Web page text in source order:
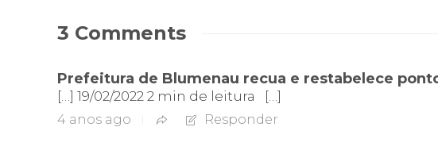
3 Comments
Prefeitura de Blumenau recua e restabelece
[…] 19/02/2022 2 min de leitura […]
4 anos ago Responder